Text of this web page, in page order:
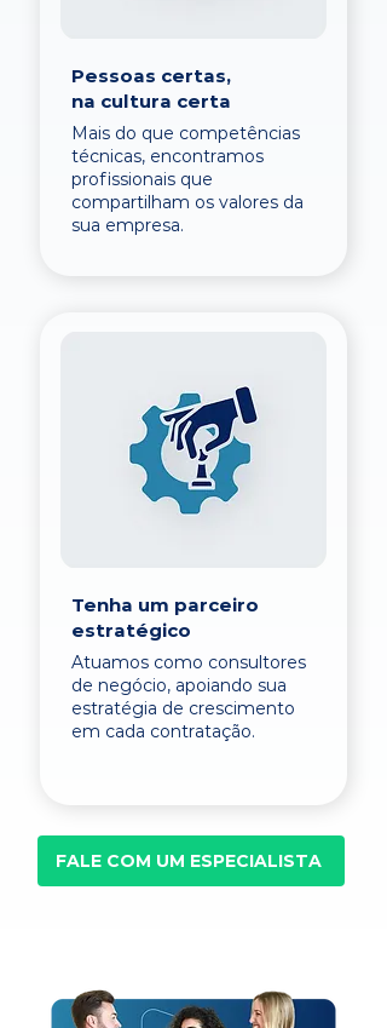
Pessoas certas,
na cultura certa
Mais do que competências
técnicas, encontramos
profissionais que
compartilham os valores da
sua empresa.
Tenha um parceiro
estratégico
Atuamos como consultores
de negócio, apoiando sua
estratégia de crescimento
em cada contratação.
FALE COM UM ESPECIALISTA